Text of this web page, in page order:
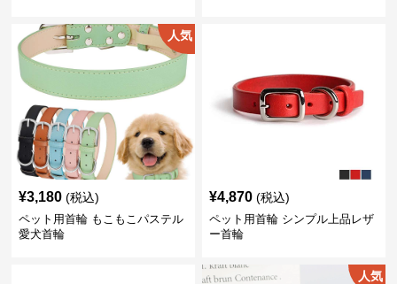
人気
¥3,180 (税込)
ペット用首輪 もこもこパステル
愛犬首輪
¥4,870 (税込)
ペット用首輪 シンプル上品レザ
ー首輪
人気